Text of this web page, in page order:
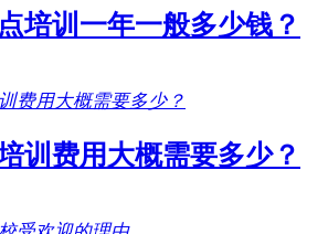
培训一年一般多少钱？
训费用大概需要多少？